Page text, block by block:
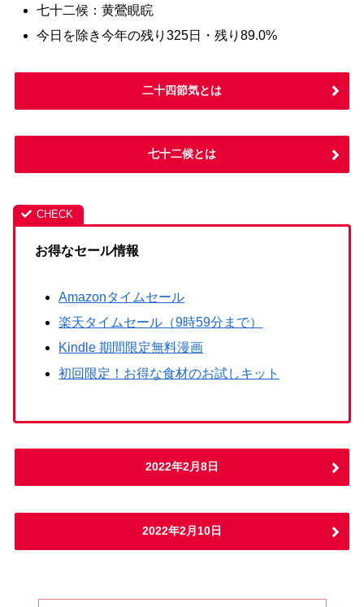
七十二候：黄鶯睍睆
今日を除き今年の残り325日・残り89.0%
二十四節気とは
七十二候とは
お得なセール情報
Amazonタイムセール
楽天タイムセール（9時59分まで）
Kindle 期間限定無料漫画
初回限定！お得な食材のお試しキット
2022年2月8日
2022年2月10日